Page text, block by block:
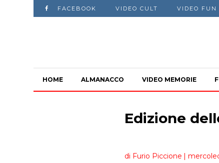
FACEBOOK VIDEO CULT VIDEO FUN
HOME ALMANACCO VIDEO MEMORIE
Edizione
di Furio Piccione |